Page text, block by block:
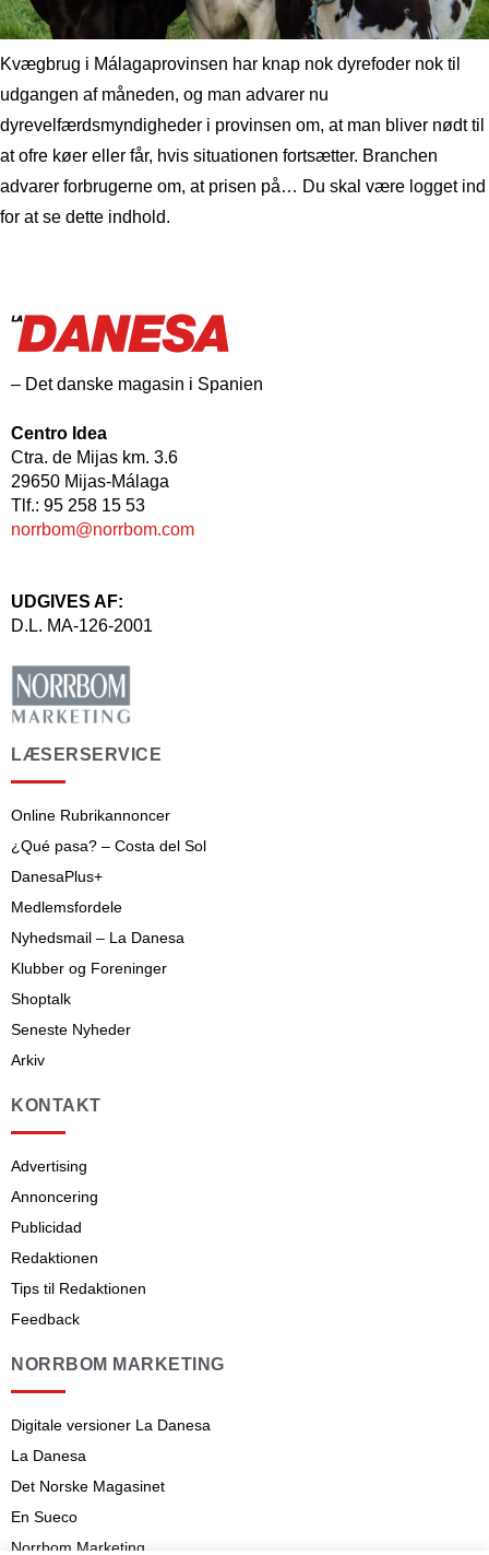
Kvægbrug i Málagaprovinsen har knap nok dyrefoder nok til
udgangen af ​​måneden, og man advarer nu
dyrevelfærdsmyndigheder i provinsen om, at man bliver nødt til
at ofre køer eller får, hvis situationen fortsætter. Branchen
advarer forbrugerne om, at prisen på… Du skal være logget ind
for at se dette indhold.
– Det danske magasin i Spanien
Centro Idea
Ctra. de Mijas km. 3.6
29650 Mijas-Málaga
Tlf.: 95 258 15 53
norrbom@norrbom.com
UDGIVES AF:
D.L. MA-126-2001
LÆSERSERVICE
Online Rubrikannoncer
¿Qué pasa? – Costa del Sol
DanesaPlus+
Medlemsfordele
Nyhedsmail – La Danesa
Klubber og Foreninger
Shoptalk
Seneste Nyheder
Arkiv
KONTAKT
Advertising
Annoncering
Publicidad
Redaktionen
Tips til Redaktionen
Feedback
NORRBOM MARKETING
Digitale versioner La Danesa
La Danesa
Det Norske Magasinet
En Sueco
Norrbom Marketing